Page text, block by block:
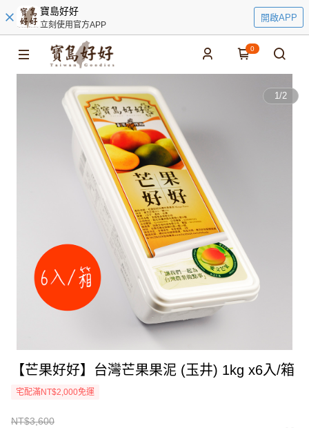
寶島好好
立刻使用官方APP
開啟APP
0
1/2
【芒果好好】台灣芒果果泥 (玉井) 1kg x6入/箱
宅配滿NT$2,000免運
NT$3,600